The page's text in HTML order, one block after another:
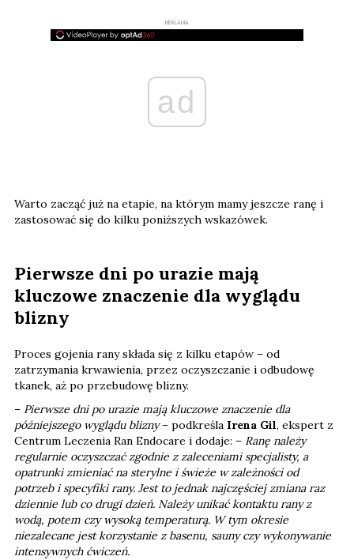
REKLAMA
ad
Warto zacząć już na etapie, na którym mamy jeszcze ranę i
zastosować się do kilku poniższych wskazówek.
Pierwsze dni po urazie mają
kluczowe znaczenie dla wyglądu
blizny
Proces gojenia rany składa się z kilku etapów – od
zatrzymania krwawienia, przez oczyszczanie i odbudowę
tkanek, aż po przebudowę blizny.
– Pierwsze dni po urazie mają kluczowe znaczenie dla
późniejszego wyglądu blizny– podkreśla Irena Gil, ekspert z
Centrum Leczenia Ran Endocare i dodaje: – Ranę należy
regularnie oczyszczać zgodnie z zaleceniami specjalisty, a
opatrunki zmieniać na sterylne i świeże w zależności od
potrzeb i specyfiki rany. Jest to jednak najczęściej zmiana raz
dziennie lub co drugi dzień. Należy unikać kontaktu rany z
wodą, potem czy wysoką temperaturą. W tym okresie
niezalecane jest korzystanie z basenu, sauny czy wykonywanie
intensywnych ćwiczeń.